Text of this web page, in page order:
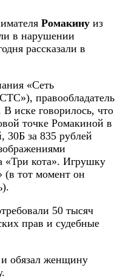
Ромакину из
в нарушении
рассказали в
«Сеть
правообладатель
В иске говорилось, что
точке Ромакиной в
30Б за 835 рублей
«Три кота». Игрушку
(в тот момент он
50 тысяч
прав и судебные
и обязал женщину